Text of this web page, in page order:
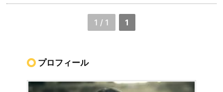
1 / 1 1
プロフィール